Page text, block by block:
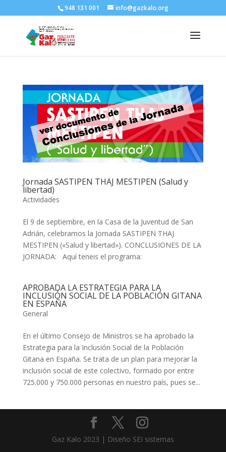
948 131 001 info@gazkalo.org
Jornada SASTIPEN THAJ MESTIPEN (Salud y
libertad)
Actividades
El 9 de septiembre, en la Casa de la Juventud de San
Adrián, celebramos la Jornada SASTIPEN THAJ
MESTIPEN («Salud y libertad»). CONCLUSIONES DE LA
JORNADA: Aquí teneis el programa:
APROBADA LA ESTRATEGIA PARA LA
INCLUSIÓN SOCIAL DE LA POBLACIÓN GITANA
EN ESPAÑA
General
En el último Consejo de Ministros se ha aprobado la
Estrategia para la Inclusión Social de la Población
Gitana en España. Se trata de un plan para mejorar la
inclusión social de este colectivo, formado por entre
725.000 y 750.000 personas en nuestro país, pues se...
Gaz Kalo 2023 | Diseño SEI sistemas